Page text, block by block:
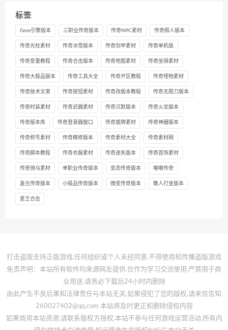
标签
Gom引擎版本 三职业传奇版本 传奇NPC素材 传奇假人版本
传奇光柱素材 传奇冰雪版本 传奇剑甲素材 传奇单机版
传奇变量教程 传奇合击版本 传奇地图素材 传奇坐骑素材
传奇大极品版本 传奇工具大全 传奇开区教程 传奇怪物素材
传奇技术文章 传奇按钮素材 传奇改版本教程 传奇无限刀版本
传奇时装素材 传奇武器素材 传奇沉默版本 传奇火龙版本
传奇版本库 传奇登录器窗口 传奇盾牌素材 传奇神器版本
传奇称号素材 传奇精修版本 传奇素材大全 传奇素材网
传奇脚本教程 传奇衣服素材 传奇迷失版本 传奇首饰素材
传奇骑马素材 单职业传奇版本 变态传奇版本 嘟嘟传奇
复古传奇版本 小极品传奇版本 微变传奇版本 散人打金版本
星王合击
打击盗版支持正版游戏,任何组织或个人未经同意,不得使用和传播盗版游戏
免责声明：本站所有软件均来源网友提供.仅作为学习交流使用.严禁用于商
业用途.请务必下载后24小时内删除
由此产生不良后果和法律责任与本站无关,如果侵犯了您的版权,请来信告知
260027402@qq.com 本站将及时更正和删除侵权内容
如果商用本站资源,请联系版权方授权,本站不参与任何游戏运营活动,所有内